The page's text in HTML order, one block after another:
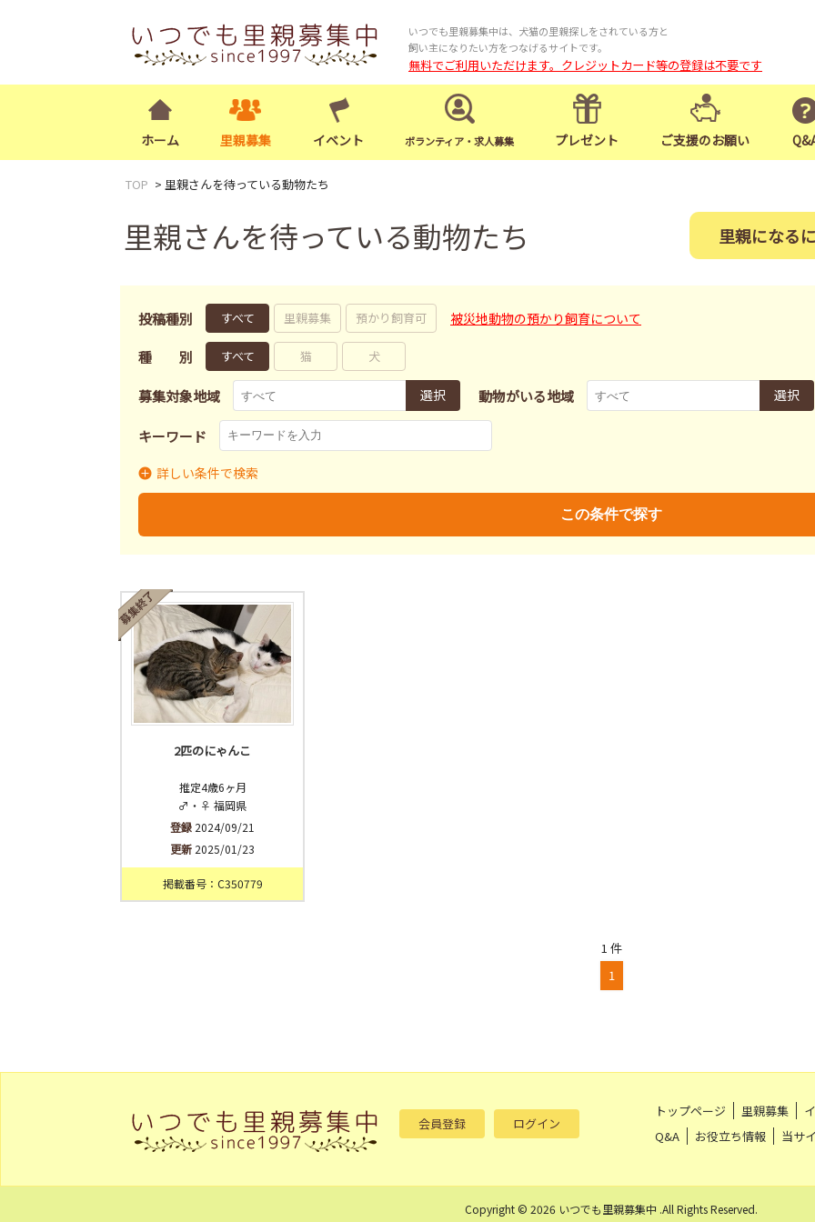
いつでも里親募集中は、犬猫の里親探しをされている方と
飼い主になりたい方をつなげるサイトです。
無料でご利用いただけます。クレジットカード等の登録は不要です
ホーム 里親募集 イベント ボランティア・求人募集 プレゼント ご支援のお願い
TOP 里親さんを待っている動物たち
里親さんを待っている動物たち 里親になる
投稿種別 すべて 里親募集 預かり飼育可 被災地動物の預かり飼育について
種別 すべて 猫 犬
募集対象地域 選択 動物がいる地域 選択
キーワード
募集状況 里親募集
詳しい条件で検索
この条件で探す
2匹のにゃんこ
推定4歳6ヶ月
♂・♀ 福岡県
登録 2024/09/21
更新 2025/01/23
掲載番号：C350779
1 件
1
会員登録 ログイン
トップページ 里親募集
Q&A
お役立ち情報 当サ
Copyright © 2026 いつでも里親募集中 .All Rights Reserved.